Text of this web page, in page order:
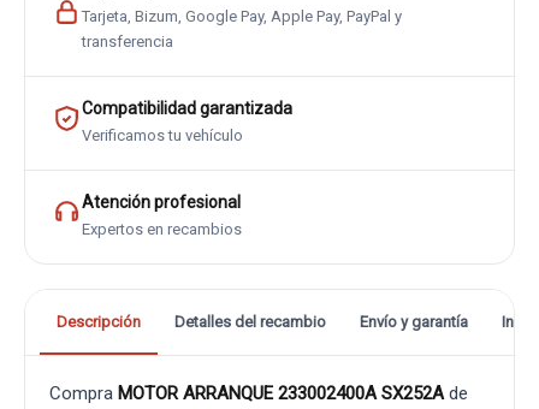
Tarjeta, Bizum, Google Pay, Apple Pay, PayPal y
transferencia
Compatibilidad garantizada
Verificamos tu vehículo
Atención profesional
Expertos en recambios
Descripción Detalles del recambio Envío y garantía
Compra MOTOR ARRANQUE 233002400A SX252Ade